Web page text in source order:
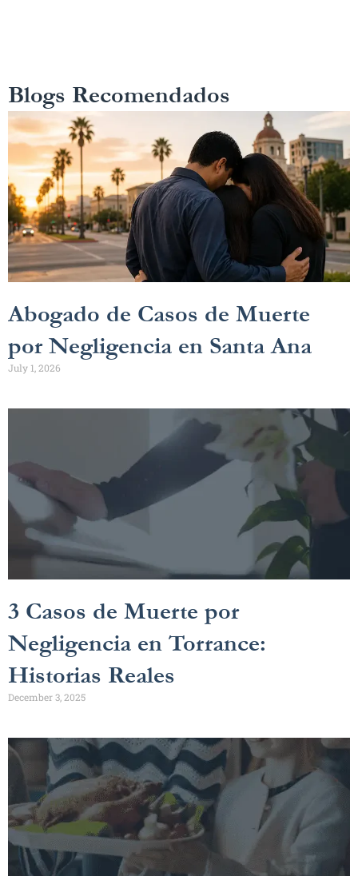
Blogs Recomendados
Abogado de Casos de Muerte
por Negligencia en Santa Ana
July 1, 2026
3 Casos de Muerte por
Negligencia en Torrance:
Historias Reales
December 3, 2025